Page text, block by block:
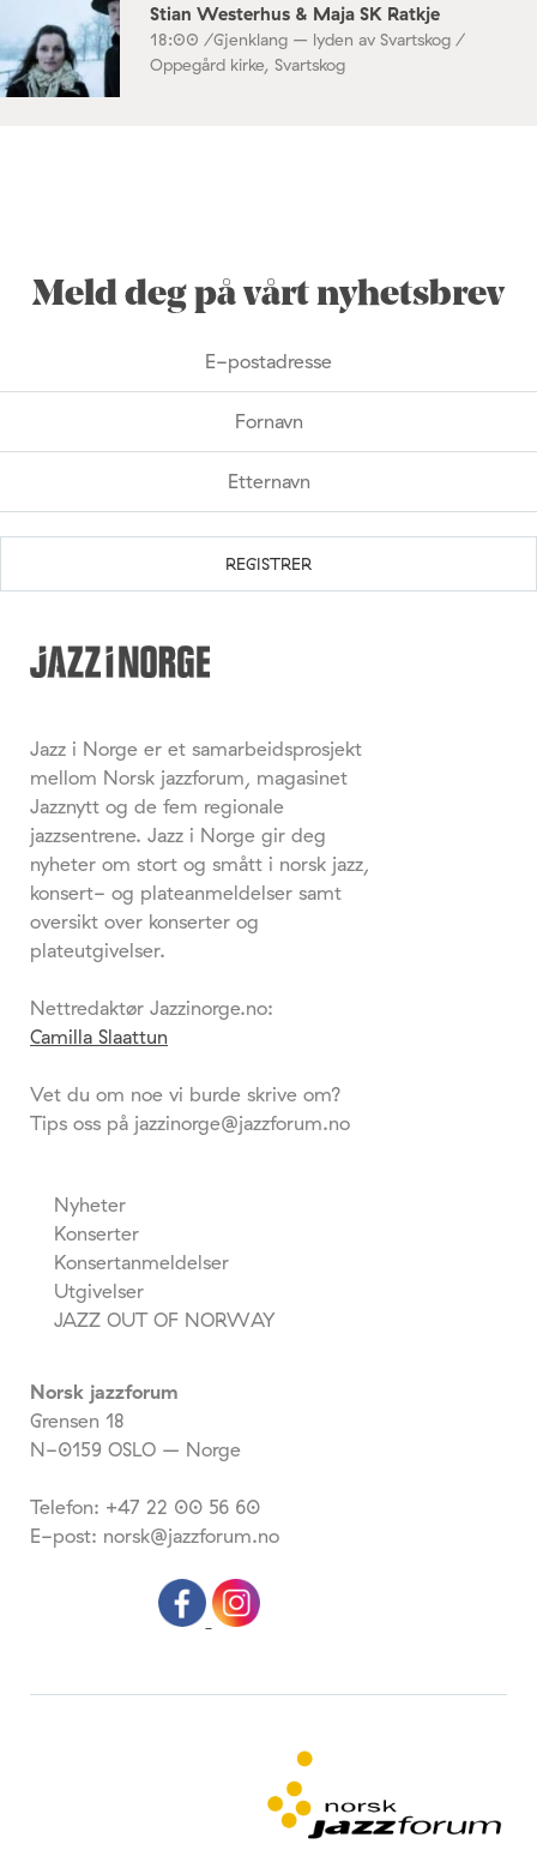
Stian Westerhus & Maja SK Ratkje
18:00 /Gjenklang – lyden av Svartskog /
Oppegård kirke, Svartskog
Meld deg på vårt nyhetsbrev
Jazz i Norge er et samarbeidsprosjekt
mellom Norsk jazzforum, magasinet
Jazznytt og de fem regionale
jazzsentrene. Jazz i Norge gir deg
nyheter om stort og smått i norsk jazz,
konsert- og plateanmeldelser samt
oversikt over konserter og
plateutgivelser.
Nettredaktør Jazzinorge.no:
Camilla Slaattun
Vet du om noe vi burde skrive om?
Tips oss på jazzinorge@jazzforum.no
Nyheter
Konserter
Konsertanmeldelser
Utgivelser
JAZZ OUT OF NORWAY
Norsk jazzforum
Grensen 18
N-0159 OSLO – Norge
Telefon: +47 22 00 56 60
E-post: norsk@jazzforum.no